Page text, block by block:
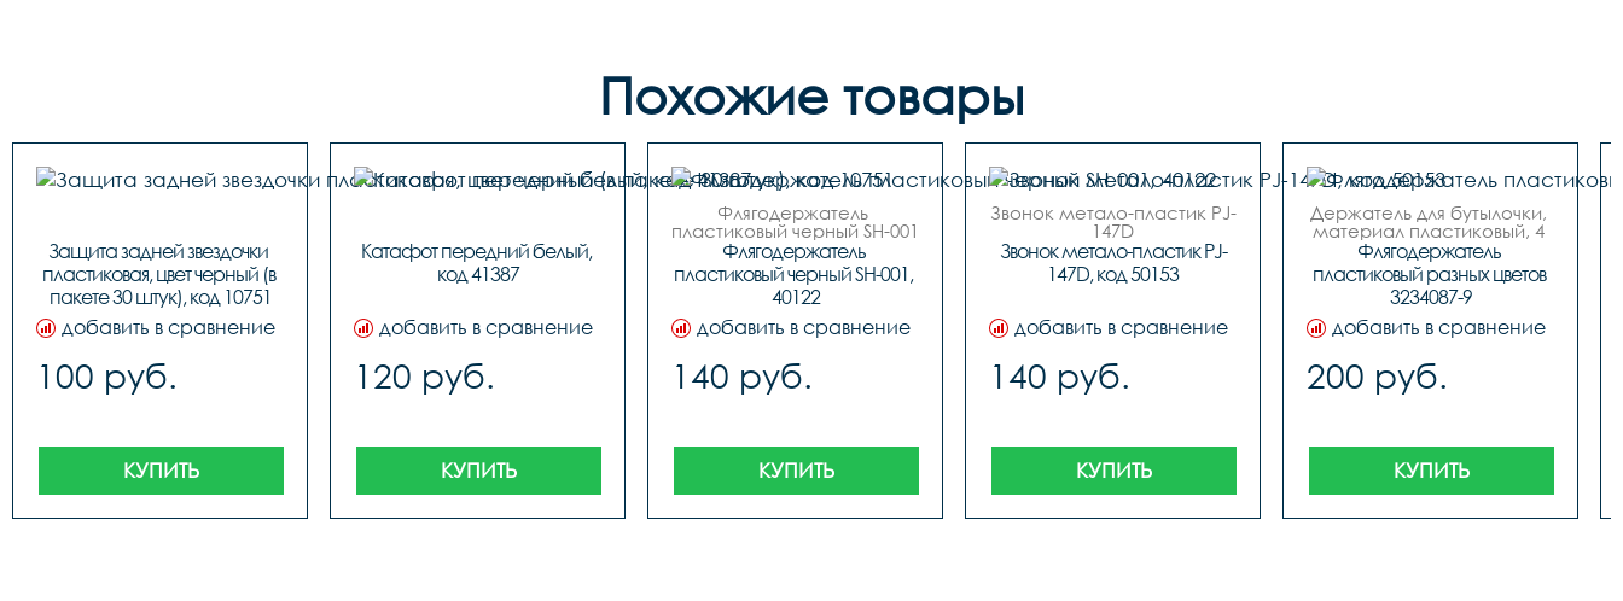
Похожие товары
Защита задней звездочки
пластиковая, цвет черный (в
пакете 30 штук), код 10751
добавить в сравнение
100 руб.
КУПИТЬ
Катафот передний белый,
код 41387
добавить в сравнение
120 руб.
КУПИТЬ
Флягодержатель
пластиковый черный SH-001
код. 40122
Флягодержатель
пластиковый черный SH-001,
40122
добавить в сравнение
140 руб.
КУПИТЬ
Звонок метало-пластик PJ-
147D
код. 50153
Звонок метало-пластик PJ-
147D, код 50153
добавить в сравнение
140 руб.
КУПИТЬ
Держатель для бутылочки,
материал пластиковый, 4
цвета.
Флягодержатель
пластиковый разных цветов
3234087-9
добавить в сравнение
200 руб.
КУПИТЬ